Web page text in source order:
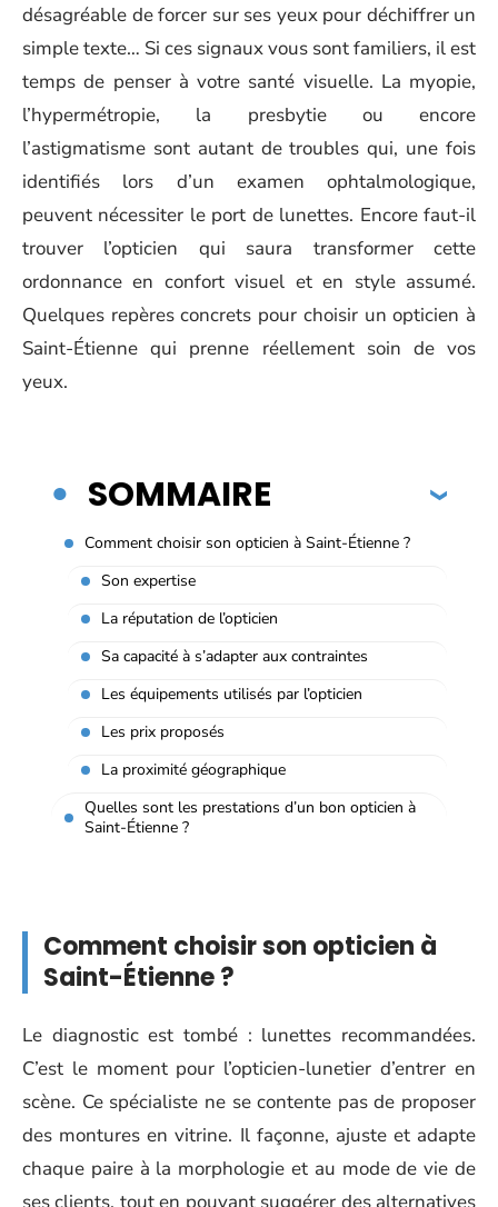
désagréable de forcer sur ses yeux pour déchiffrer un
simple texte… Si ces signaux vous sont familiers, il est
temps de penser à votre santé visuelle. La myopie,
l’hypermétropie, la presbytie ou encore
l’astigmatisme sont autant de troubles qui, une fois
identifiés lors d’un examen ophtalmologique,
peuvent nécessiter le port de lunettes. Encore faut-il
trouver l’opticien qui saura transformer cette
ordonnance en confort visuel et en style assumé.
Quelques repères concrets pour choisir un opticien à
Saint-Étienne qui prenne réellement soin de vos
yeux.
SOMMAIRE
Comment choisir son opticien à Saint-Étienne ?
Son expertise
La réputation de l’opticien
Sa capacité à s’adapter aux contraintes
Les équipements utilisés par l’opticien
Les prix proposés
La proximité géographique
Quelles sont les prestations d’un bon opticien à
Saint-Étienne ?
Comment choisir son opticien à
Saint-Étienne ?
Le diagnostic est tombé : lunettes recommandées.
C’est le moment pour l’opticien-lunetier d’entrer en
scène. Ce spécialiste ne se contente pas de proposer
des montures en vitrine. Il façonne, ajuste et adapte
chaque paire à la morphologie et au mode de vie de
ses clients, tout en pouvant suggérer des alternatives